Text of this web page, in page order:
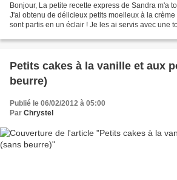
Bonjour, La petite recette express de Sandra m'a
J'ai obtenu de délicieux petits moelleux à la
sont partis en un éclair ! Je les ai servis avec une
Petits cakes à la vanille et aux
beurre)
Publié le 06/02/2012 à 05:00
Par Chrystel